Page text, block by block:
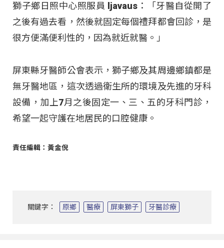
獅子鄉日照中心照服員 ljavaus：「牙醫自從開了
之後有過去看，然後就固定每個禮拜都會回診，是
很方便滿便利性的，因為就近就醫。」
屏東縣牙醫師公會表示，獅子鄉及其周邊鄉鎮都是
無牙醫地區，這次透過衛生所的環境及先進的牙科
設備，加上7月之後固定一、三、五的牙科門診，
希望一起守護在地居民的口腔健康。
責任編輯：黃金倪
關鍵字： 原鄉 醫療 屏東獅子 牙醫診療